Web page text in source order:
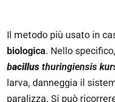
Il metodo più usato in
biologica. Nello
bacillus thuringiensis
larva, danneggia il
paralizza. Si può